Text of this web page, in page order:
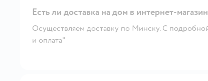
Есть ли доставка на дом в интернет-
Осуществляем доставку по Минску. С
и оплата"